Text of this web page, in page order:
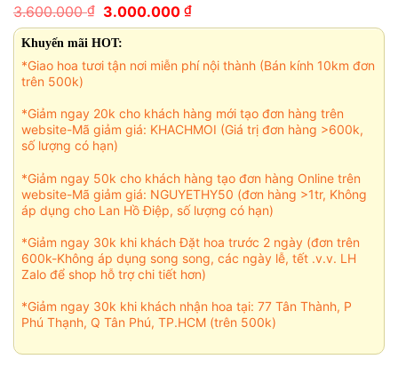
3.600.000₫ Giá
gốc
là:
3.600.000 ₫.
3.000.000 ₫Giá
hiện
3.000.000 ₫.
Khuyến mãi HOT:
*Giao hoa tươi tận nơi miễn phí nội thành (Bán kính 10km đơn
trên 500k)
*Giảm ngay 20k cho khách hàng mới tạo đơn hàng trên
website-Mã giảm giá: KHACHMOI (Giá trị đơn hàng >600k,
số lượng có hạn)
*Giảm ngay 50k cho khách hàng tạo đơn hàng Online trên
website-Mã giảm giá: NGUYETHY50 (đơn hàng >1tr, Không
áp dụng cho Lan Hồ Điệp, số lượng có hạn)
*Giảm ngay 30k khi khách Đặt hoa trước 2 ngày (đơn trên
600k-Không áp dụng song song, các ngày lễ, tết .v.v. LH
Zalo để shop hỗ trợ chi tiết hơn)
*Giảm ngay 30k khi khách nhận hoa tại: 77 Tân Thành, P
Phú Thạnh, Q Tân Phú, TP.HCM (trên 500k)